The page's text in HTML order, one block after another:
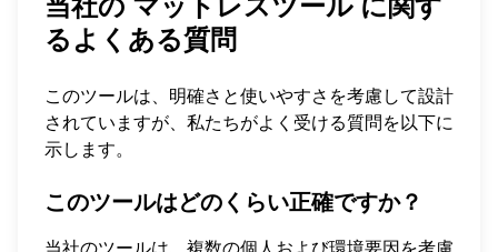
るよくある質問
このツールは、明確さと使いやすさを考慮して設計
されていますが、私たちがよく受ける質問を以下に
示します。
このツールはどのくらい正確ですか？